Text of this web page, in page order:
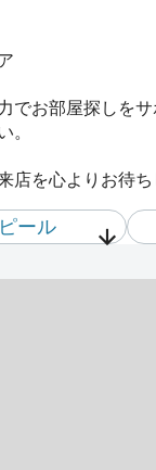
でお部屋探しをサ
。
店を心よりお待ち
ール